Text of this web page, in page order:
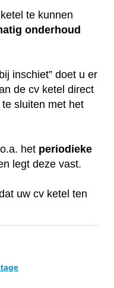
te kunnen
onderhoud
inschiet” doet u er
de cv ketel direct
te sluiten met het
het periodieke
legt deze vast.
uw cv ketel ten